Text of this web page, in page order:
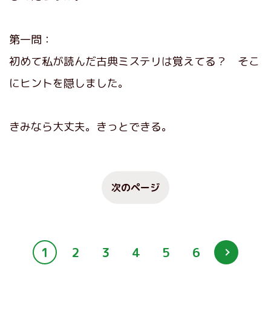
第一問：
初めて私が読んだ古典ミステリは覚えてる？ そこ
にヒントを隠しました。
きみなら大丈夫。きっとできる。
次のページ
1 2 3 4 5 6